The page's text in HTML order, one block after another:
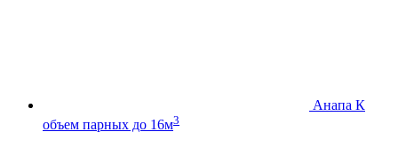
Анапа К
объем парных до 16м3